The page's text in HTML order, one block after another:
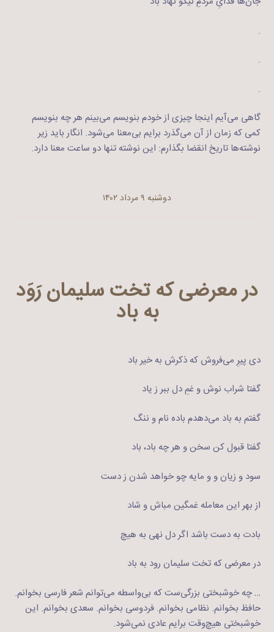
.
.
.
گاهی می‌آیم اینجا چیزی از خودم بنویسم می‌بینم هر چه بنویسم
کمی که زمان از آن می‌گذرد برایم بی‌معنا می‌شود. انگار باید زیر
نوشته‌ها تاریخ انقضا بگذارم: این نوشته تنها دو ساعت معنا دارد.
دوشنبه ۹ مرداد ۱۴۰۲
در معرضی که تخت سلیمان رَوَد
به باد
دی پیرِ‌ می‌فروش که ذکرش به خیر باد
گفتا شراب نوش و غمِ دل ببر ز یاد
گفتم به باد می‌دهدم باده نام و ننگ
گفتا قبول کن سخن و هر چه باد،‌ باد
سود و زیان و و مایه چو خواهد شدن ز دست
از بهر این معامله غمگین مباش و شاد
بادت به دست باشد اگر دل نهی به هیچ
در معرضی که تخت سلیمان رود به باد
… چه خوشبختی بزرگی‌ست که بی‌واسطه می‌توانم شعر فارسی بخوانم.
حافظ بخوانم. نظامی بخوانم. فردوسی بخوانم. سعدی بخوانم. این
خوشبختی هیچ‌وقت برایم عادی نمی‌شود.